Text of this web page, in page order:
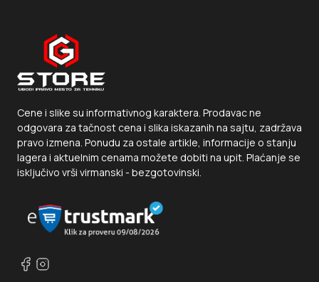
Cene i slike su informativnog karaktera. Prodavac ne
odgovara za tačnost cena i slika iskazanih na sajtu, zadržava
pravo izmena. Ponudu za ostale artikle, informacije o stanju
lagera i aktuelnim cenama možete dobiti na upit. Plaćanje se
isključivo vrši virmanski - bezgotovinski.